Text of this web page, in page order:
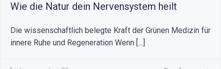
Wie die Natur dein Nervensystem heilt
Die wissenschaftlich belegte Kraft der Grünen Medizin für
innere Ruhe und Regeneration Wenn […]